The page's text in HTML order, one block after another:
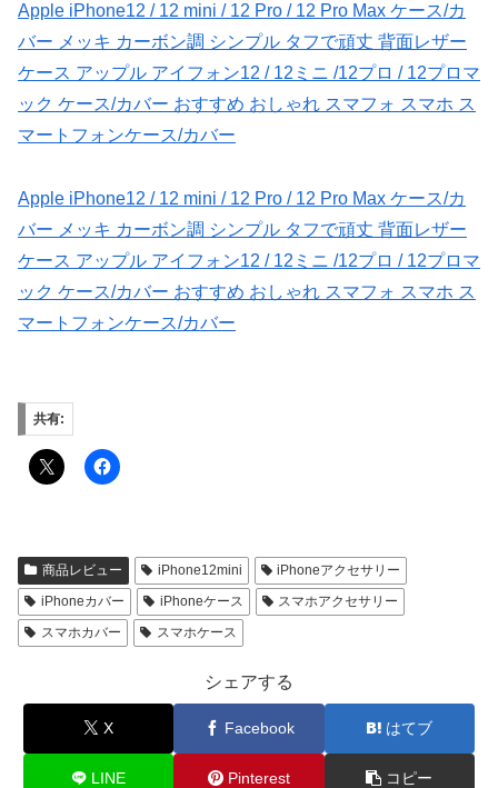
Apple iPhone12 / 12 mini / 12 Pro / 12 Pro Max ケース/カ
バー メッキ カーボン調 シンプル タフで頑丈 背面レザー
ケース アップル アイフォン12 / 12ミニ /12プロ / 12プロマ
ック ケース/カバー おすすめ おしゃれ スマフォ スマホ ス
マートフォンケース/カバー
Apple iPhone12 / 12 mini / 12 Pro / 12 Pro Max ケース/カ
バー メッキ カーボン調 シンプル タフで頑丈 背面レザー
ケース アップル アイフォン12 / 12ミニ /12プロ / 12プロマ
ック ケース/カバー おすすめ おしゃれ スマフォ スマホ ス
マートフォンケース/カバー
共有:
商品レビュー iPhone12mini
iPhoneアクセサリー
iPhoneカバー
iPhoneケース
スマホアクセサリー
スマホカバー
スマホケース
シェアする
X Facebook はてブ
LINE Pinterest コピー